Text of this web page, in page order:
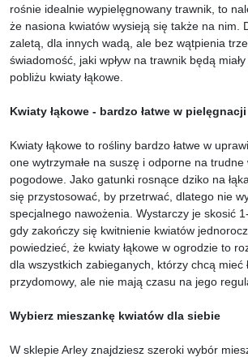
rośnie idealnie wypielęgnowany trawnik, to
że nasiona kwiatów wysieją się także na nim.
zaletą, dla innych wadą, ale bez wątpienia
świadomość, jaki wpływ na trawnik będą
pobliżu kwiaty łąkowe.
Kwiaty łąkowe - bardzo łatwe w pielęgnacji
Kwiaty łąkowe to rośliny bardzo łatwe w
one wytrzymałe na suszę i odporne na
pogodowe. Jako gatunki rosnące dziko na
się przystosować, by przetrwać, dlatego nie
specjalnego nawożenia. Wystarczy je skosić
gdy zakończy się kwitnienie kwiatów
powiedzieć, że kwiaty łąkowe w ogrodzie to
dla wszystkich zabieganych, którzy chcą mieć
przydomowy, ale nie mają czasu na jego
Wybierz mieszankę kwiatów dla siebie
W sklepie Arley znajdziesz szeroki wybór